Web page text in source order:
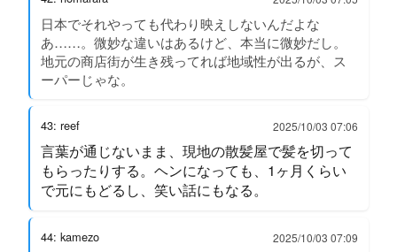
日本でそれやっても代わり映えしないんだよな
あ……。微妙な違いはあるけど、本当に微妙だし。
地元の商店街が生き残ってれば地域性が出るが、ス
ーパーじゃな。
43: reef 2025/10/03 07:06
言葉が通じないまま、現地の散髪屋で髪を切って
もらったりする。ヘンになっても、1ヶ月くらい
で元にもどるし、笑い話にもなる。
44: kamezo 2025/10/03 07:09